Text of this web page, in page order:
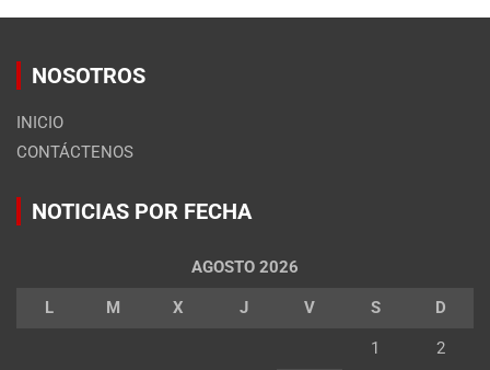
NOSOTROS
INICIO
CONTÁCTENOS
NOTICIAS POR FECHA
AGOSTO 2026
L M X J V S D
1 2